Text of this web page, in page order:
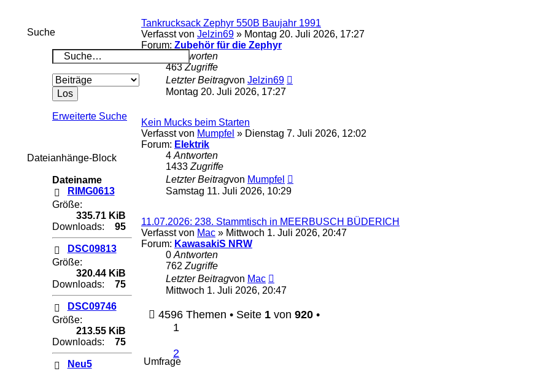
Tankrucksack Zephyr 550B Baujahr 1991
Verfasst von Jelzin69 » Montag 20. Juli 2026, 17:27
Forum: Zubehör für die Zephyr
Antworten
463Zugriffe
Letzter Beitragvon Jelzin69
Montag 20. Juli 2026, 17:27
Kein Mucks beim Starten
Verfasst von Mumpfel » Dienstag 7. Juli 2026, 12:02
Forum: Elektrik
4 Antworten
1433 Zugriffe
Letzter Beitragvon Mumpfel
Samstag 11. Juli 2026, 10:29
11.07.2026: 238. Stammtisch in MEERBUSCH BÜDERICH
Verfasst von Mac » Mittwoch 1. Juli 2026, 20:47
Forum: KawasakiS NRW
0 Antworten
762 Zugriffe
Letzter Beitragvon Mac
Beitrag
Mittwoch 1. Juli 2026, 20:47
4596 Themen • Seite 1 von 920 •
1
2
Umfrage
Suche
Erweiterte Suche
Dateianhänge-Block
Dateiname
RIMG0613
Größe:
335.71 KiB
Downloads:
95
DSC09813
Größe:
320.44 KiB
Downloads:
75
DSC09746
Größe:
213.55 KiB
Downloads:
75
Neu5